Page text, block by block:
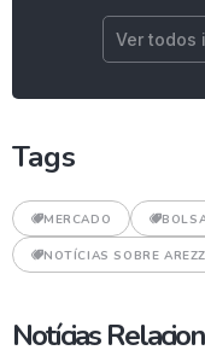
Ver todos
Tags
MERCADO
NOTÍCIAS SOBRE
Notícias